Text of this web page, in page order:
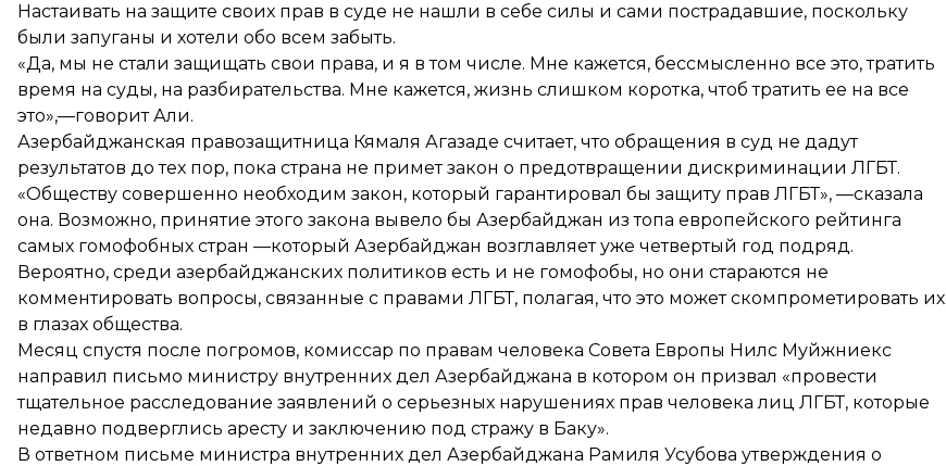
Настаивать на защите своих прав в суде не нашли в себе силы и сами пострадавшие, поскольку
были запуганы и хотели обо всем забыть.
«Да, мы не стали защищать свои права, и я в том числе. Мне кажется, бессмысленно все это, тратить
время на суды, на разбирательства. Мне кажется, жизнь слишком коротка, чтоб тратить ее на все
это»,—говорит Али.
Азербайджанская правозащитница Кямаля Агазаде считает, что обращения в суд не дадут
результатов до тех пор, пока страна не примет закон о предотвращении дискриминации ЛГБТ.
«Обществу совершенно необходим закон, который гарантировал бы защиту прав ЛГБТ», —сказала
она. Возможно, принятие этого закона вывело бы Азербайджан из топа европейского рейтинга
самых гомофобных стран —который Азербайджан возглавляет уже четвертый год подряд.
Вероятно, среди азербайджанских политиков есть и не гомофобы, но они стараются не
комментировать вопросы, связанные с правами ЛГБТ, полагая, что это может скомпрометировать их
в глазах общества.
Месяц спустя после погромов, комиссар по правам человека Совета Европы Нилс Муйжниекс
направил письмо министру внутренних дел Азербайджана в котором он призвал «провести
тщательное расследование заявлений о серьезных нарушениях прав человека лиц ЛГБТ, которые
недавно подверглись аресту и заключению под стражу в Баку».
В ответном письме министра внутренних дел Азербайджана Рамиля Усубова утверждения о